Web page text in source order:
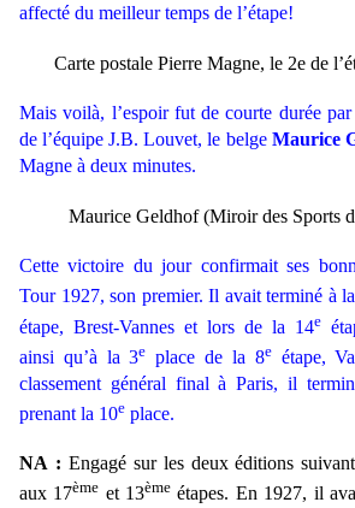
affecté du meilleur temps de l’étape!
Carte postale Pierre Magne, le 2e de
Mais voilà, l’espoir fut de courte durée
de l’équipe J.B. Louvet, le belge Maurice
Magne à deux minutes.
Maurice Geldhof (Miroir des Sports
Cette victoire du jour confirmait ses
Tour 1927, son premier. Il avait terminé à
étape, Brest-Vannes et lors de la 14e
ainsi qu’à la 3e place de la 8eétape,
classement général final à Paris, il
prenant la 10e place.
NA : Engagé sur les deux éditions
aux 17ème et 13ème étapes. En 1927, il